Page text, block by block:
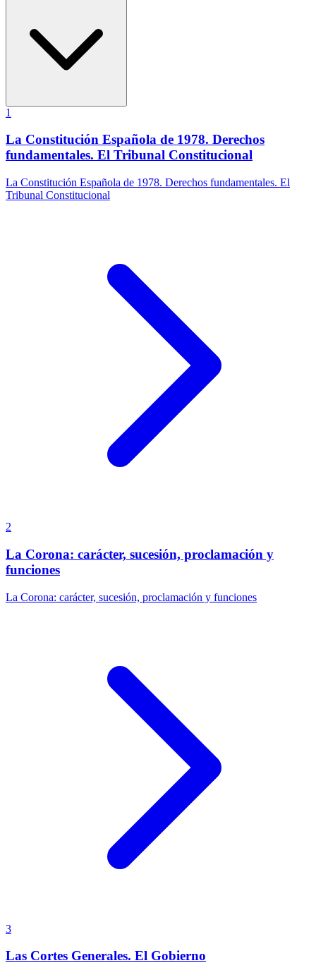
1
La Constitución Española de 1978. Derechos
fundamentales. El Tribunal Constitucional
La Constitución Española de 1978. Derechos fundamentales. El
Tribunal Constitucional
2
La Corona: carácter, sucesión, proclamación y
funciones
La Corona: carácter, sucesión, proclamación y funciones
3
Las Cortes Generales. El Gobierno